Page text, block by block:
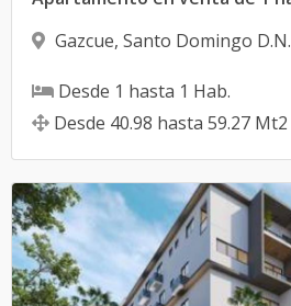
Gazcue, Santo Domingo D.N.
Desde 1 hasta 1 Hab.
Desde 40.98 hasta 59.27 Mt2